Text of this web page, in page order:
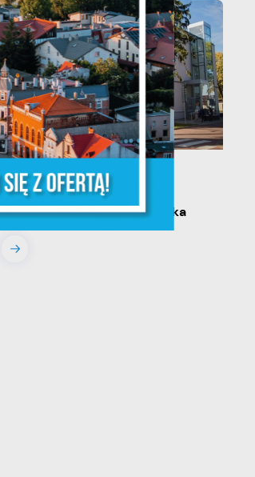
13 - 08 - 2026
Teatralne lato - Roszpunka